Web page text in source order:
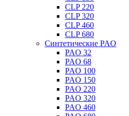
CLP 220
CLP 320
CLP 460
CLP 680
Синтетические PAO
PAO 32
PAO 68
PAO 100
PAO 150
PAO 220
PAO 320
PAO 460